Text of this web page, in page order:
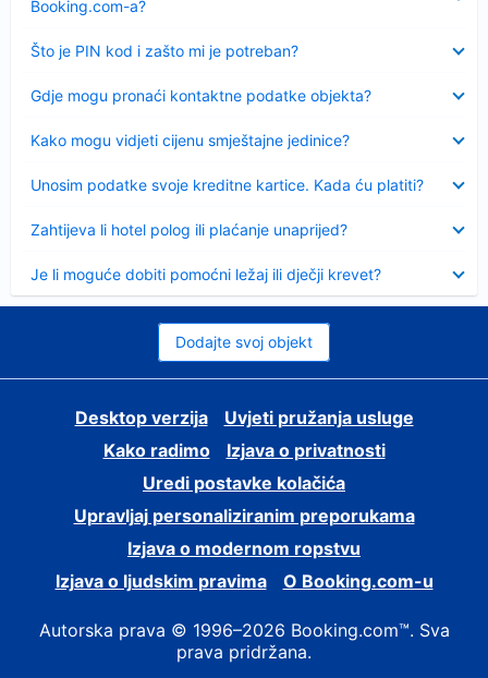
Booking.com-a?
Što je PIN kod i zašto mi je potreban?
Sažeto
Gdje mogu pronaći kontaktne podatke objekta?
Kako mogu vidjeti cijenu smještajne jedinice?
Unosim podatke svoje kreditne kartice. Kada ću platiti?
Zahtijeva li hotel polog ili plaćanje unaprijed?
Je li moguće dobiti pomoćni ležaj ili dječji krevet?
Dodajte svoj objekt
Desktop verzija
Uvjeti pružanja usluge
Kako radimo
Izjava o privatnosti
Uredi postavke kolačića
Upravljaj personaliziranim preporukama
Izjava o modernom ropstvu
Izjava o ljudskim pravima
O Booking.com-u
Autorska prava © 1996–2026 Booking.com™. Sva
prava pridržana.